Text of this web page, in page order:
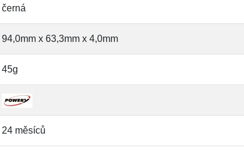
černá
94,0mm x 63,3mm x 4,0mm
45g
24 měsíců